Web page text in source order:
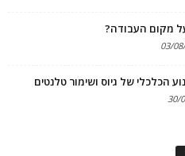
מקום העבודה?
03/
30/